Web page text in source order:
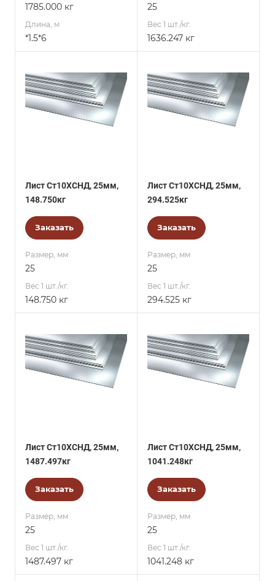
1785.000 кг
Длина, м
*1.5*6
25
Вес 1 шт./кг.
1636.247 кг
Лист Ст10ХСНД, 25мм,
148.750кг
Заказать
Размер, мм
25
Вес 1 шт./кг.
148.750 кг
Лист Ст10ХСНД, 25мм,
294.525кг
Заказать
Размер, мм
25
Вес 1 шт./кг.
294.525 кг
Лист Ст10ХСНД, 25мм,
1487.497кг
Заказать
Размер, мм
25
Вес 1 шт./кг.
1487.497 кг
Лист Ст10ХСНД, 25мм,
1041.248кг
Заказать
Размер, мм
25
Вес 1 шт./кг.
1041.248 кг